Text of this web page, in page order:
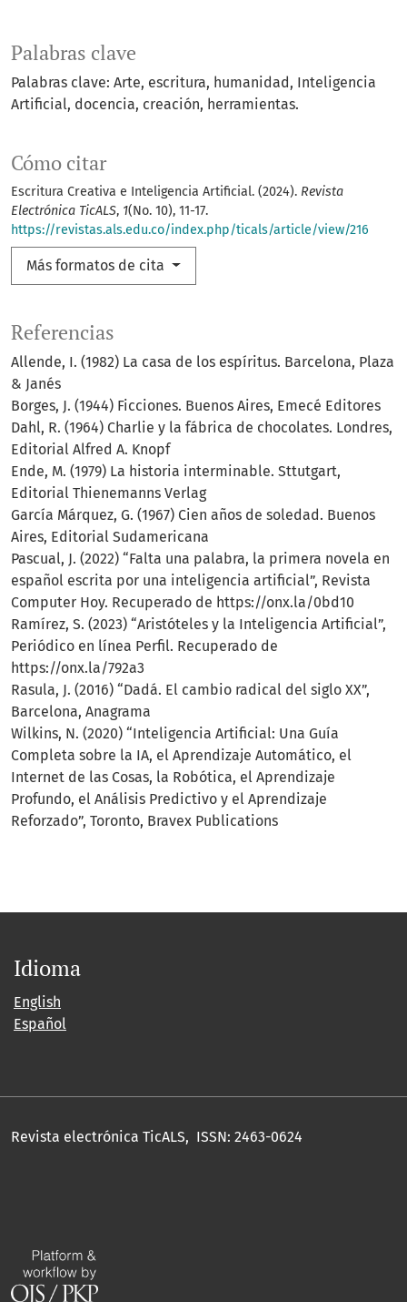
Palabras clave
Palabras clave: Arte, escritura, humanidad, Inteligencia
Artificial, docencia, creación, herramientas.
Cómo citar
Escritura Creativa e Inteligencia Artificial. (2024). Revista
Electrónica TicALS, 1(No. 10), 11-17.
https://revistas.als.edu.co/index.php/ticals/article/view/216
Más formatos de cita
Referencias
Allende, I. (1982) La casa de los espíritus. Barcelona, Plaza
& Janés
Borges, J. (1944) Ficciones. Buenos Aires, Emecé Editores
Dahl, R. (1964) Charlie y la fábrica de chocolates. Londres,
Editorial Alfred A. Knopf
Ende, M. (1979) La historia interminable. Sttutgart,
Editorial Thienemanns Verlag
García Márquez, G. (1967) Cien años de soledad. Buenos
Aires, Editorial Sudamericana
Pascual, J. (2022) “Falta una palabra, la primera novela en
español escrita por una inteligencia artificial”, Revista
Computer Hoy. Recuperado de https://onx.la/0bd10
Ramírez, S. (2023) “Aristóteles y la Inteligencia Artificial”,
Periódico en línea Perfil. Recuperado de
https://onx.la/792a3
Rasula, J. (2016) “Dadá. El cambio radical del siglo XX”,
Barcelona, Anagrama
Wilkins, N. (2020) “Inteligencia Artificial: Una Guía
Completa sobre la IA, el Aprendizaje Automático, el
Internet de las Cosas, la Robótica, el Aprendizaje
Profundo, el Análisis Predictivo y el Aprendizaje
Reforzado”, Toronto, Bravex Publications
Idioma
English
Español
Revista electrónica TicALS, ISSN: 2463-0624